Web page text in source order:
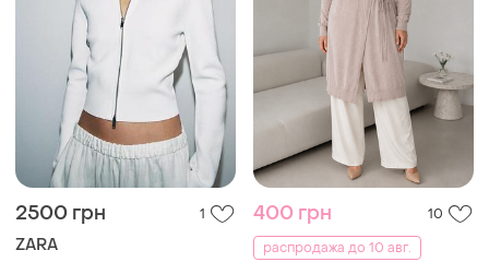
2500 грн 1
ZARA
400 грн
10
распродажа до 10 авг.